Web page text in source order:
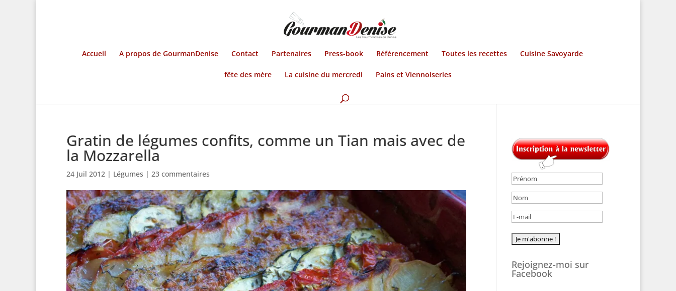
Accueil A propos de GourmanDenise Contact Partenaires Press-book Référencement Toutes les recettes Cuisine Savoyarde
fête des mère La cuisine du mercredi Pains et Viennoiseries
Gratin de légumes confits, comme un Tian mais avec de
la Mozzarella
24 Juil 2012 | Légumes | 23 commentaires
Rejoignez-moi sur
Facebook